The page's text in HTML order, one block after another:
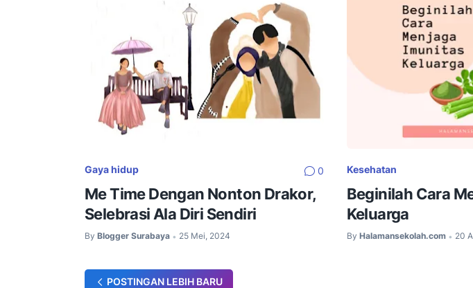
Gaya hidup 0
Me Time Dengan Nonton Drakor,
Selebrasi Ala Diri Sendiri
By Blogger Surabaya • 25 Mei, 2024
Kesehatan
Beginilah Cara
Keluarga
By Halamansekolah.com • 20
POSTINGAN LEBIH BARU